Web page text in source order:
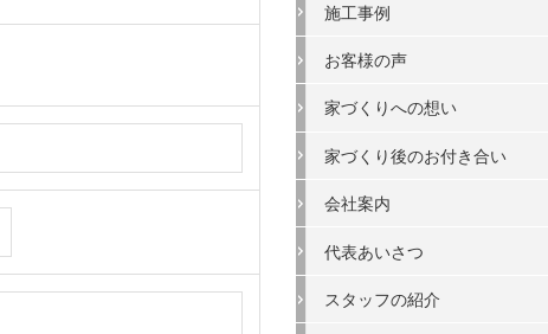
施工事例
お客様の声
家づくりへの想い
家づくり後のお付き合い
会社案内
代表あいさつ
スタッフの紹介